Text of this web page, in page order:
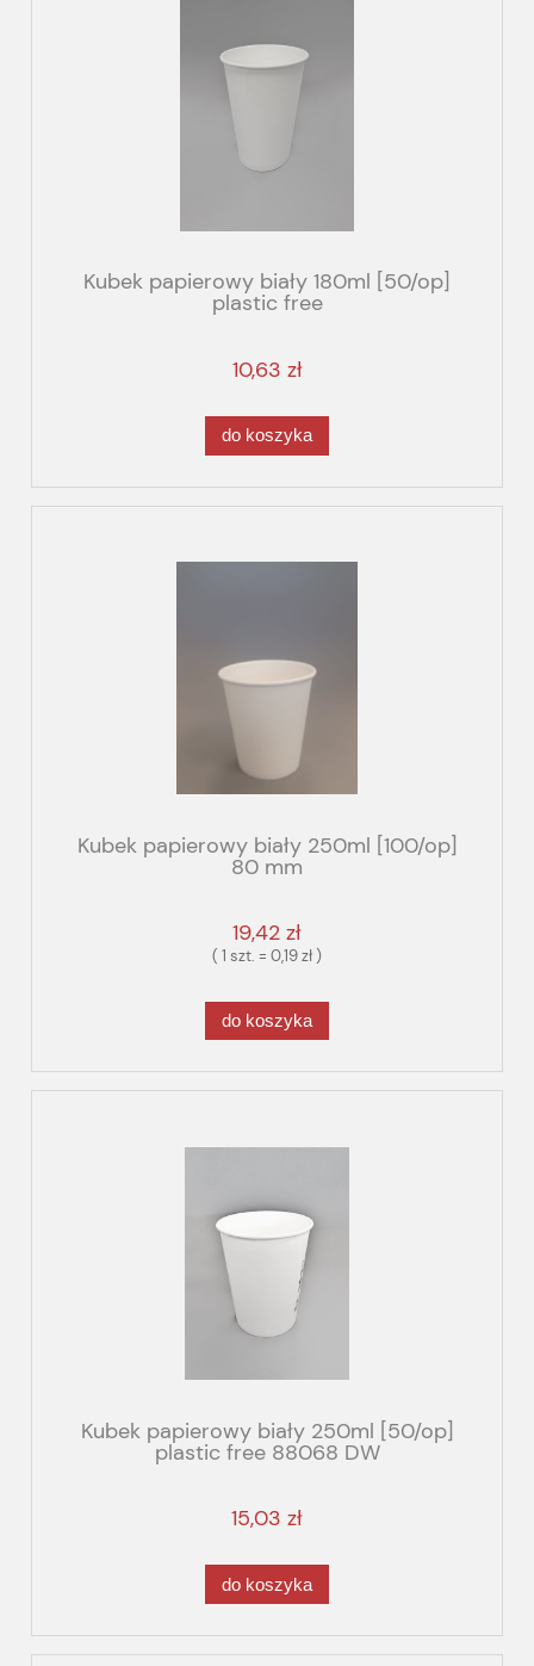
Kubek papierowy biały 180ml [50/op]
plastic free
10,63 zł
do koszyka
Kubek papierowy biały 250ml [100/op]
80 mm
19,42 zł
( 1 szt. = 0,19 zł )
do koszyka
Kubek papierowy biały 250ml [50/op]
plastic free 88068 DW
15,03 zł
do koszyka